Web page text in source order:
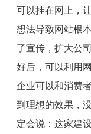
可以挂在网上，
想法导致网站根
了宣传，扩大公
好后，可以利用
企业可以和消费
到理想的效果，
定会说：这家建